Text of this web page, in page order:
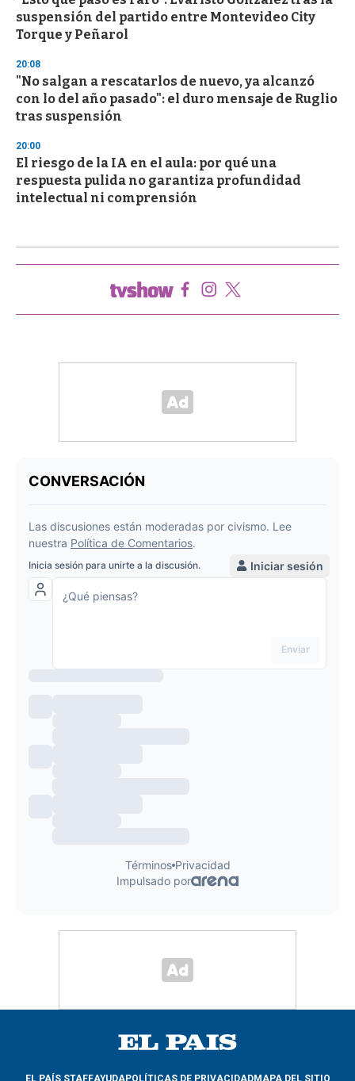
suspensión del partido entre Montevideo City
Torque y Peñarol
20:08
"No salgan a rescatarlos de nuevo, ya alcanzó
con lo del año pasado": el duro mensaje de Ruglio
tras suspensión
20:00
El riesgo de la IA en el aula: por qué una
respuesta pulida no garantiza profundidad
intelectual ni comprensión